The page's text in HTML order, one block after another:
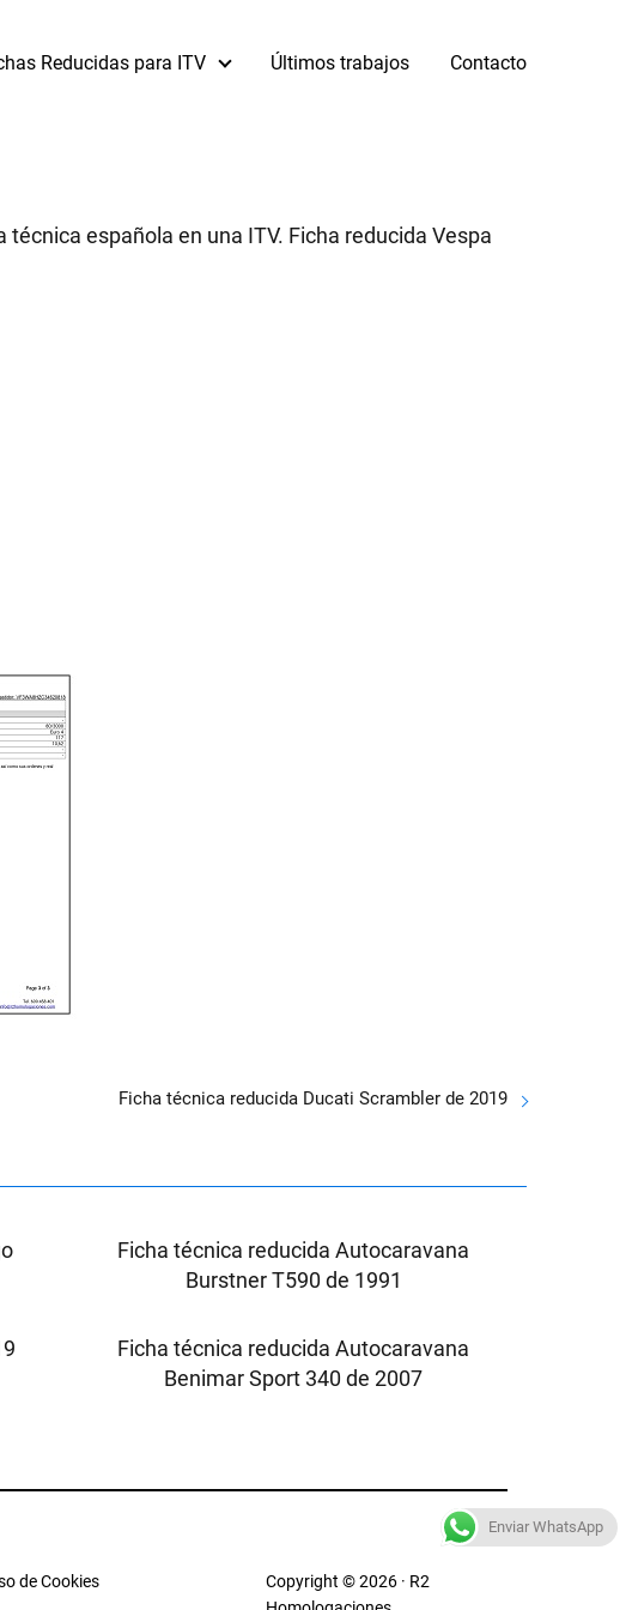
Reducidas para ITV Últimos trabajos Contacto
española en una ITV. Ficha reducida Vespa
Ficha técnica reducida Ducati Scrambler de 2019
Ficha técnica reducida Autocaravana
Burstner T590 de 1991
Ficha técnica reducida Autocaravana
Benimar Sport 340 de 2007
de Cookies
Copyright © 2026 · R2
Enviar WhatsApp